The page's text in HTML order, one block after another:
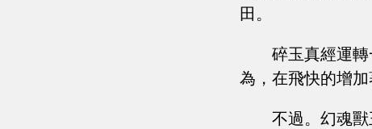
田。
碎玉真經運
為，在飛快的增加
不過。幻魂獸